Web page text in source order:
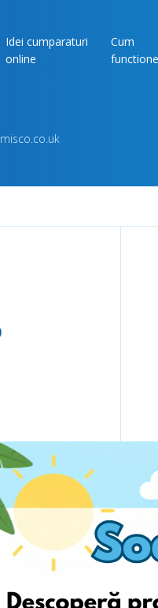
Idei cumparaturi
online
Cum
misco.co.uk